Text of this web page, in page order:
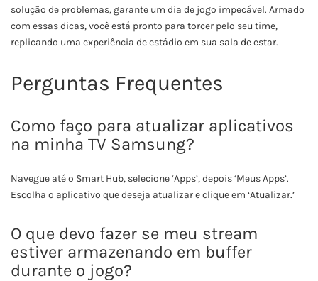
solução de problemas, garante um dia de jogo impecável. Armado
com essas dicas, você está pronto para torcer pelo seu time,
replicando uma experiência de estádio em sua sala de estar.
Perguntas Frequentes
Como faço para atualizar aplicativos
na minha TV Samsung?
Navegue até o Smart Hub, selecione ‘Apps’, depois ‘Meus Apps’.
Escolha o aplicativo que deseja atualizar e clique em ‘Atualizar.’
O que devo fazer se meu stream
estiver armazenando em buffer
durante o jogo?